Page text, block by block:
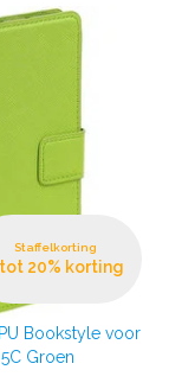
Staffelkorting
20% korting
Bookstyle voor
Groen